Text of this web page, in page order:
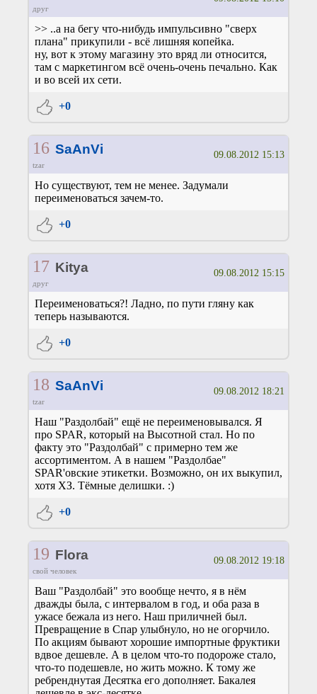
друг
>> ..а на бегу что-нибудь импульсивно "сверх
плана" прикупили - всё лишняя копейка.
ну, вот к этому магазину это вряд ли относится,
там с маркетингом всё очень-очень печально. Как
и во всей их сети.
+0
16 SaAnVi
tzar
09.08.2012 15:13
Но существуют, тем не менее. Задумали
переименоваться зачем-то.
+0
17 Kitya
друг
09.08.2012 15:15
Переименоваться?! Ладно, по пути гляну как
теперь называются.
+0
18 SaAnVi
tzar
09.08.2012 18:21
Наш "Раздолбай" ещё не переименовывался. Я
про SPAR, который на Высотной стал. Но по
факту это "Раздолбай" с примерно тем же
ассортиментом. А в нашем "Раздолбае"
SPAR'овские этикетки. Возможно, он их выкупил,
хотя ХЗ. Тёмные делишки. :)
+0
19 Flora
свой человек
09.08.2012 19:18
Ваш "Раздолбай" это вообще нечто, я в нём
дважды была, с интервалом в год, и оба раза в
ужасе бежала из него. Наш приличней был.
Превращение в Спар улыбнуло, но не огорчило.
По акциям бывают хорошие импортные фруктики
вдвое дешевле. А в целом что-то подороже стало,
что-то подешевле, но жить можно. К тому же
ребренднутая Десятка его дополняет. Бакалея